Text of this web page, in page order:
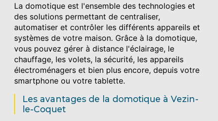
La domotique est l'ensemble des technologies et
des solutions permettant de centraliser,
automatiser et contrôler les différents appareils et
systèmes de votre maison. Grâce à la domotique,
vous pouvez gérer à distance l'éclairage, le
chauffage, les volets, la sécurité, les appareils
électroménagers et bien plus encore, depuis votre
smartphone ou votre tablette.
Les avantages de la domotique à Vezin-
le-Coquet